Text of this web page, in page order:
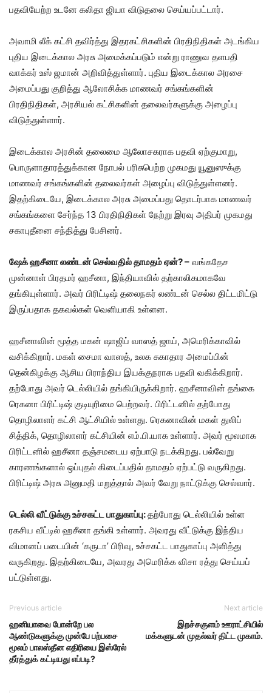
பதவியேற்ற உடனே கலிதா ஜியா விடுதலை செய்யப்பட்டார்.
அவாமி லீக் கட்சி தவிர்த்து இதரகட்சிகளின் பிரதிநிதிகள் அடங்கிய
புதிய இடைக்கால அரசு அமைக்கப்படும் என்று ராணுவ தளபதி
வாக்கர் உஸ் ஜமான் அறிவித்துள்ளார். புதிய இடைக்கால அரசை
அமைப்பது குறித்து ஆலோசிக்க மாணவர் சங்கங்களின்
பிரதிநிதிகள், அரசியல் கட்சிகளின் தலைவர்களுக்கு அழைப்பு
விடுத்துள்ளார்.
இடைக்கால அரசின் தலைமை ஆலோசகராக பதவி ஏற்குமாறு,
பொருளாதாரத்துக்கான நோபல் பரிசுபெற்ற முகமது யூனுஸுக்கு
மாணவர் சங்கங்களின் தலைவர்கள் அழைப்பு விடுத்துள்ளனர்.
இதற்கிடையே, இடைக்கால அரசு அமைப்பது தொடர்பாக மாணவர்
சங்கங்களை சேர்ந்த 13 பிரதிநிதிகள் நேற்று இரவு அதிபர் முகமது
சகாபுதீனை சந்தித்து பேசினர்.
ஷேக் ஹசீனா லண்டன் செல்வதில் தாமதம் ஏன்? – வங்கதேச
முன்னாள் பிரதமர் ஹசீனா, இந்தியாவில் தற்காலிகமாகவே
தங்கியுள்ளார். அவர் பிரிட்டிஷ் தலைநகர் லண்டன் செல்ல திட்டமிட்டு
இருப்பதாக தகவல்கள் வெளியாகி உள்ளன.
ஹசீனாவின் மூத்த மகன் ஷாஜிப் வாஸத் ஜாய், அமெரிக்காவில்
வசிக்கிறார். மகள் சைமா வாஸத், உலக சுகாதார அமைப்பின்
தென்கிழக்கு ஆசிய பிராந்திய இயக்குநராக பதவி வகிக்கிறார்.
தற்போது அவர் டெல்லியில் தங்கியிருக்கிறார். ஹசீனாவின் தங்கை
ரெகனா பிரிட்டிஷ் குடியுரிமை பெற்றவர். பிரிட்டனில் தற்போது
தொழிலாளர் கட்சி ஆட்சியில் உள்ளது. ரெகனாவின் மகள் துலிப்
சித்திக், தொழிலாளர் கட்சியின் எம்.பி.யாக உள்ளார். அவர் மூலமாக
பிரிட்டனில் ஹசீனா தஞ்சமடைய ஏற்பாடு நடக்கிறது. பல்வேறு
காரணங்களால் ஒப்புதல் கிடைப்பதில் தாமதம் ஏற்பட்டு வருகிறது.
பிரிட்டிஷ் அரசு அனுமதி மறுத்தால் அவர் வேறு நாட்டுக்கு செல்வார்.
டெல்லி வீட்டுக்கு உச்சகட்ட பாதுகாப்பு:தற்போது டெல்லியில் உள்ள
ரகசிய வீட்டில் ஹசீனா தங்கி உள்ளார். அவரது வீட்டுக்கு இந்திய
விமானப் படையின் ‘கருடா’ பிரிவு, உச்சகட்ட பாதுகாப்பு அளித்து
வருகிறது. இதற்கிடையே, அவரது அமெரிக்க விசா ரத்து செய்யப்
பட்டுள்ளது.
Previous article
ஹனியாவை போன்றே பல
ஆண்டுகளுக்கு முன்பே பற்பசை
மூலம் பாலஸ்தீன எதிரியை இஸ்ரேல்
தீர்த்துக் கட்டியது எப்படி?
Next article
இறச்சகுளம் ஊராட்சியில்
மக்களுடன் முதல்வர் திட்ட முகாம்.